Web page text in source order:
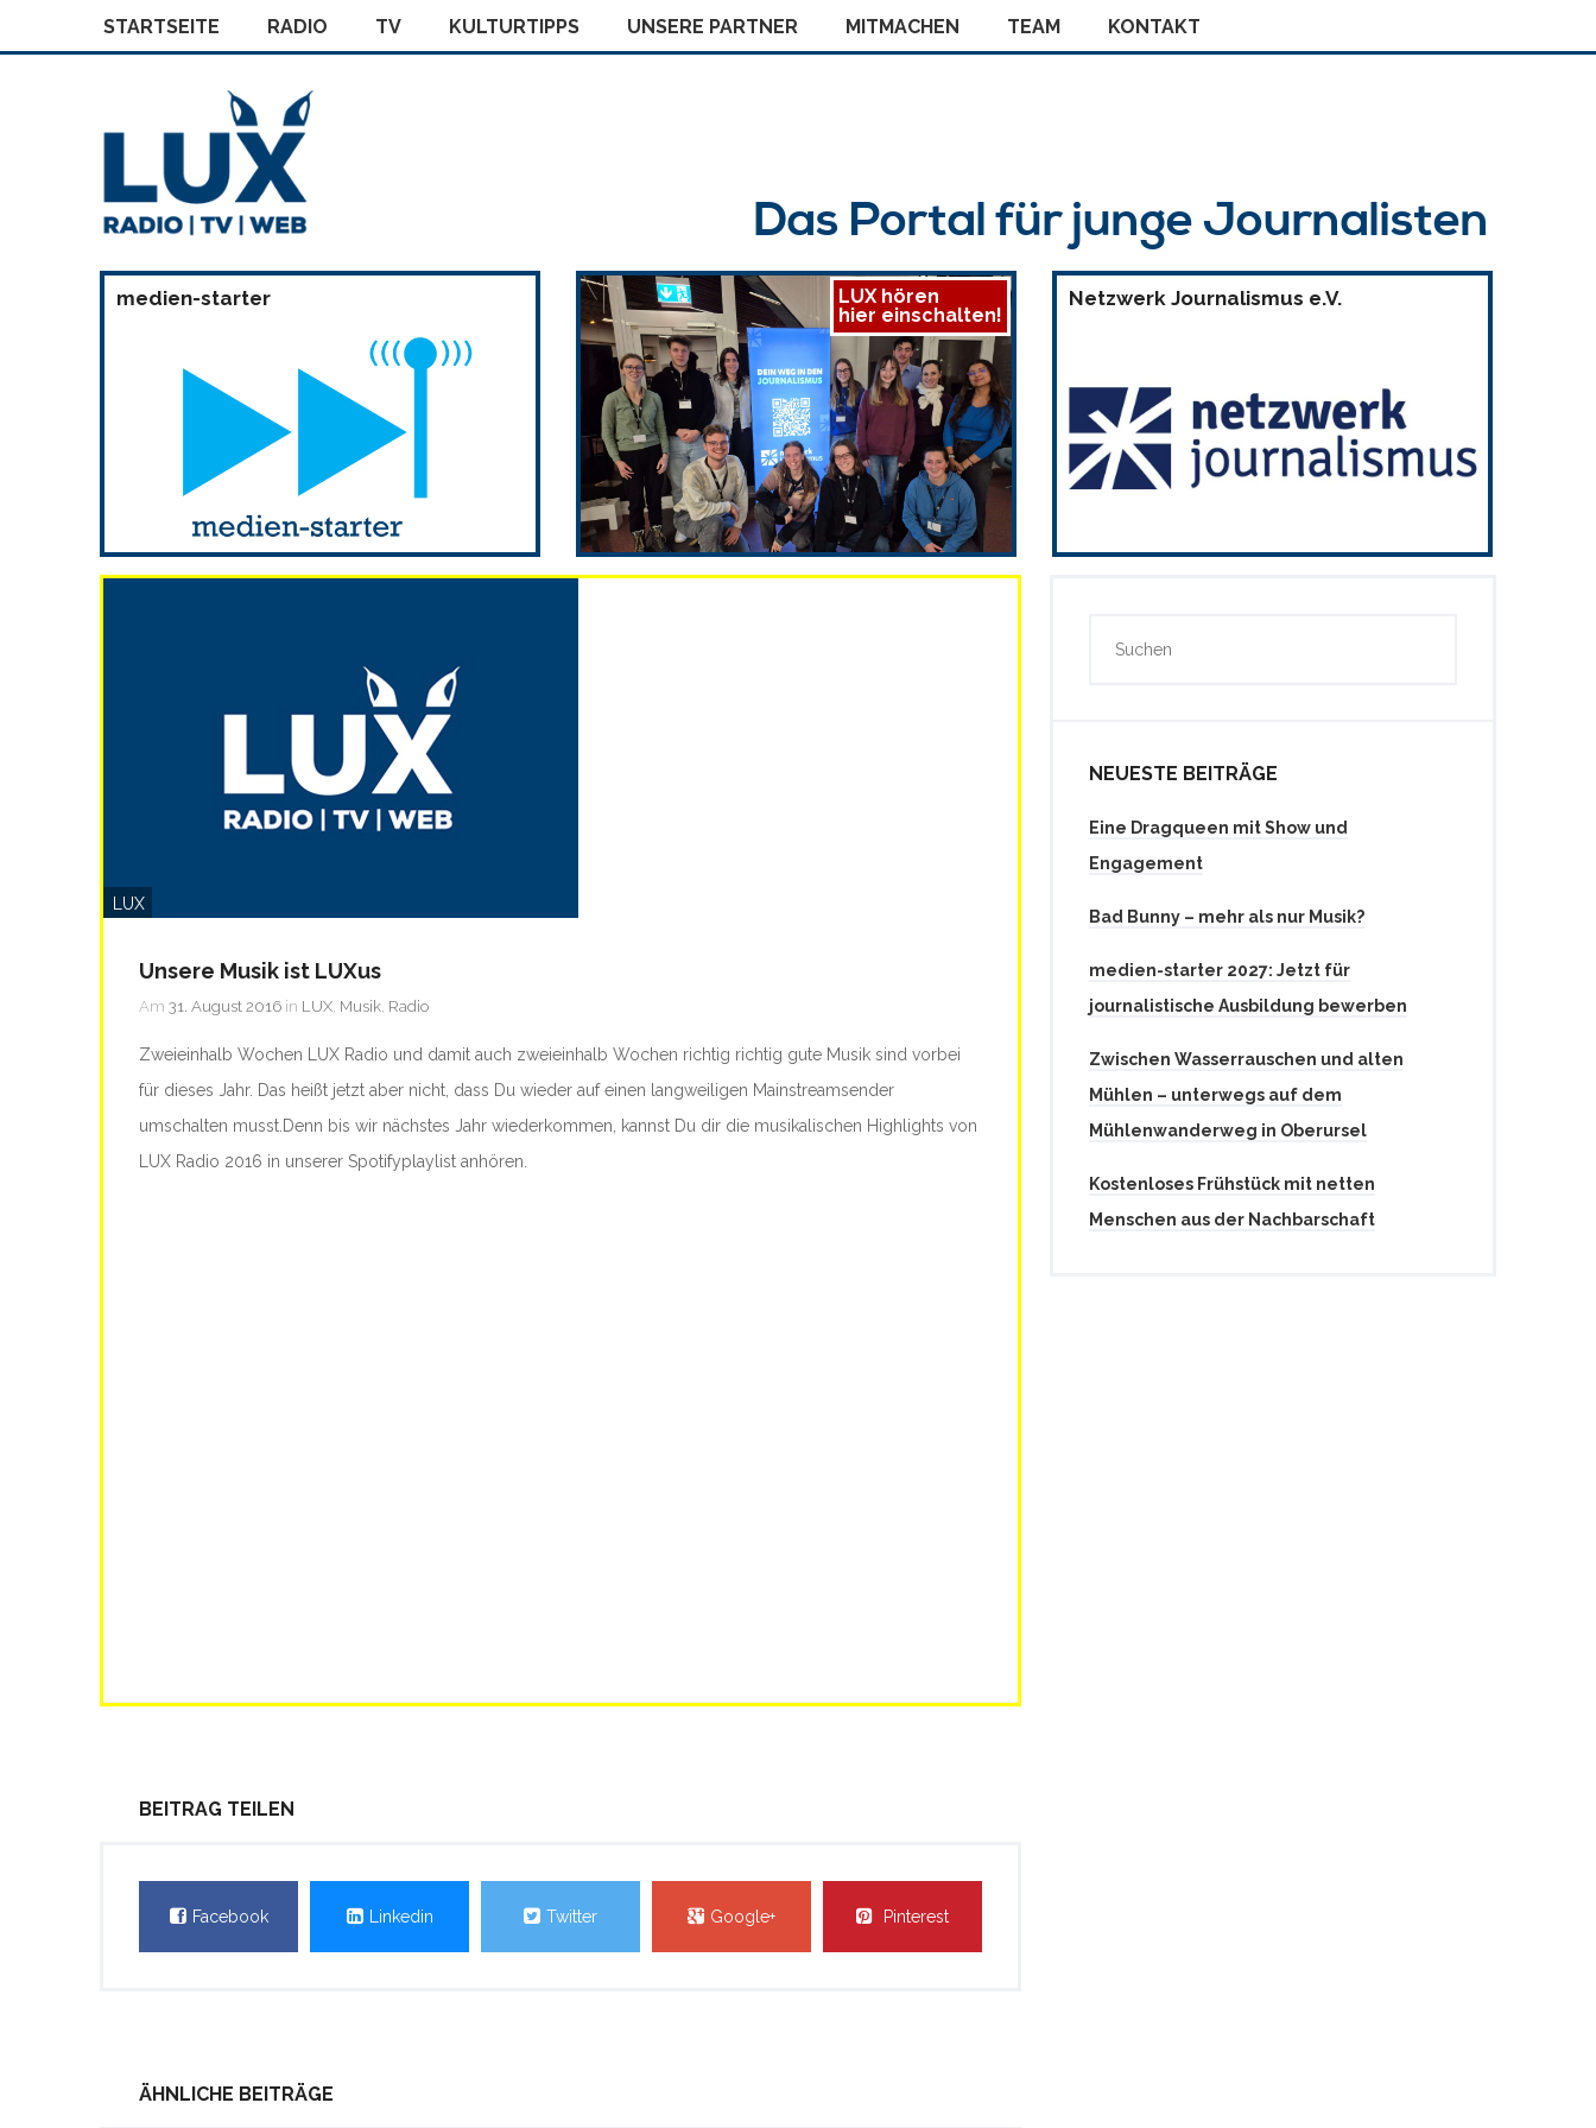
STARTSEITE RADIO TV KULTURTIPPS UNSERE PARTNER MITMACHEN TEAM KONTAKT
Das Portal für junge Journalisten
medien-starter
LUX hören
hier einschalten!
Netzwerk Journalismus e.V.
LUX
Unsere Musik ist LUXus
Am 31. August 2016 in LUX Musik Radio
Zweieinhalb Wochen LUX Radio und damit auch zweieinhalb Wochen richtig richtig gute Musik sind vorbei
für dieses Jahr. Das heißt jetzt aber nicht, dass Du wieder auf einen langweiligen Mainstreamsender
umschalten musst. Denn bis wir nächstes Jahr wiederkommen, kannst Du dir die musikalischen Highlights von
LUX Radio 2016 in unserer Spotifyplaylist anhören.
BEITRAG TEILEN
Facebook Linkedin Twitter Google+ Pinterest
ÄHNLICHE BEITRÄGE
NEUESTE BEITRÄGE
Eine Dragqueen mit Show und
Engagement
Bad Bunny – mehr als nur Musik?
medien-starter 2027: Jetzt für
journalistische Ausbildung bewerben
Zwischen Wasserrauschen und alten
Mühlen – unterwegs auf dem
Mühlenwanderweg in Oberursel
Kostenloses Frühstück mit netten
Menschen aus der Nachbarschaft